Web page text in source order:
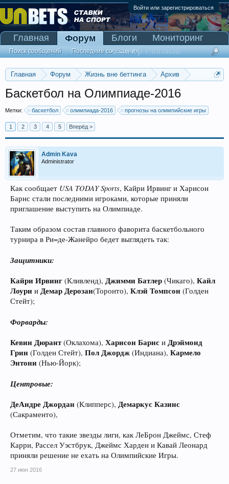
Войти или зарегистрироваться
Главная Форум Жизнь вне беттинга
Архив
Баскетбол на Олимпиаде-2016
Метки: баскетбол олимпиада-2016 прогнозы на олимпийские игры
1 2 3 4 5 Вперёд >
Admin Kava
Administrator
Как сообщает USA TODAY Sports, Кайри Ирвинг и Харисон
Барнс стали последними игроками, которые приняли
приглашение выступить на Олимпиаде.
Таким образом состав главного фаворита баскетбольного
турнира в Ри=де-Жанейро бедет выглядеть так:
Защитники:
Кайри Ирвинг (Кливленд), Джимми Батлер (Чикаго), Кайл
Лоури и Демар Дерозан(Торонто), Клэй Томпсон (Голден
Стейт);
Форварды:
Кевин Дюрант(Оклахома), Харисон Барнс и Дрэймонд
Грин (Голден Стейт), Пол Джордж (Индиана), Кармело
Энтони (Нью-Йорк);
Центровые:
ДеАндре Джордан (Клипперс), Демаркус Казинс
(Сакраменто),
Отметим, что такие звезды лиги, как ЛеБрон Джеймс, Стеф
Карри, Рассел Уэстбрук, Джеймс Харден и Кавай Леонард
приняли решение не ехать на Олимпийские Игры.
27 июн 2016
Главная Форум
Поиск сообщений Последние сообщения
Блоги
Мониторинг
Сканер Pinnacle